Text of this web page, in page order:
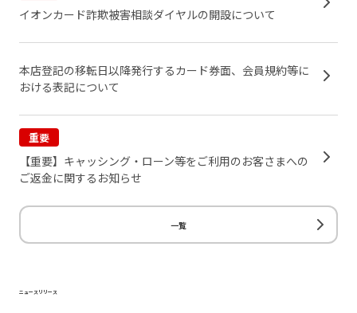
イオンカード詐欺被害相談ダイヤルの開設について
本店登記の移転日以降発行するカード券面、会員規約等に
おける表記について
重要
【重要】キャッシング・ローン等をご利用のお客さまへの
ご返金に関するお知らせ
一覧
ニュースリリース